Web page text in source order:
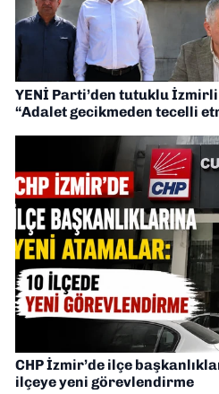
YENİ Parti’den tutuklu
“Adalet gecikmeden tecelli
CHP İzmir’de ilçe
ilçeye yeni görevlendirme